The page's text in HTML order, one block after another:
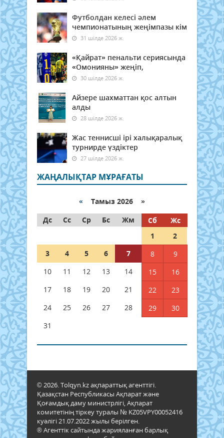
Футболдан келесі әлем
чемпионатының жеңімпазы кім
31 шілде 2026 ж.
«Қайрат» пенальти сериясында
«Омонияны» жеңіп,
30 шілде 2026 ж.
Айзере шахматтан қос алтын
алды
28 шілде 2026 ж.
Жас теннисші ірі халықаралық
турнирде үздіктер
27 шілде 2026 ж.
ЖАҢАЛЫҚТАР МҰРАҒАТЫ
« Тамыз 2026 »
Дс
Сс Ср Бс Жм Сб
Жс
1
2
3
4 5 6 7 8
9
10
11 12 13 14 15
16
17
18 19 20 21 22
23
24
25 26 27 28 29
30
31
© 2026. Tolqyn.kz ақпараттық агенттігі.
Қазақстан Республикасы Ақпарат және
Қоғамдық даму министрлігі, Ақпарат
комитетінің тіркеу туралы № KZ05VPY00052416
куәлігі 21.07.2022 жылы берілген.
® Агенттік сайтында жарияланған барлық